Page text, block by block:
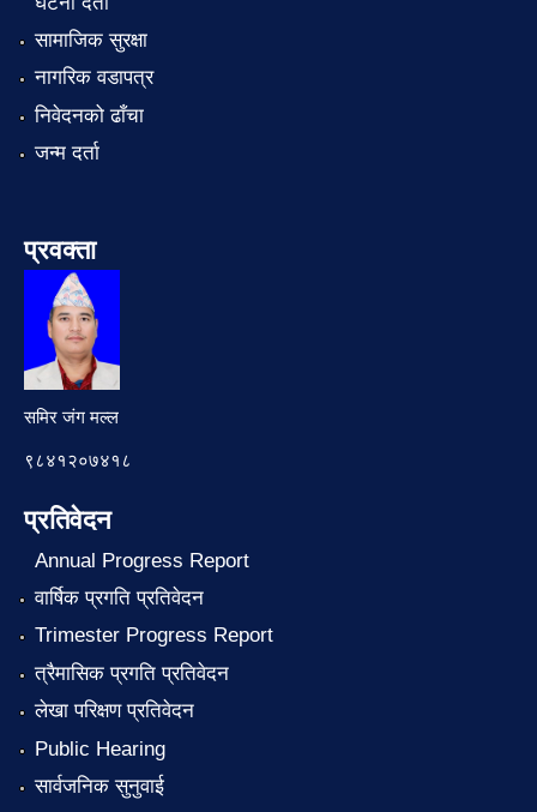
सामाजिक सुरक्षा
नागरिक वडापत्र
निवेदनको ढाँचा
जन्म दर्ता
प्रवक्ता
समिर जंग मल्ल
९८४१२०७४१८
प्रतिवेदन
Annual Progress Report
वार्षिक प्रगति प्रतिवेदन
Trimester Progress Report
त्रैमासिक प्रगति प्रतिवेदन
लेखा परिक्षण प्रतिवेदन
Public Hearing
सार्वजनिक सुनुवाई